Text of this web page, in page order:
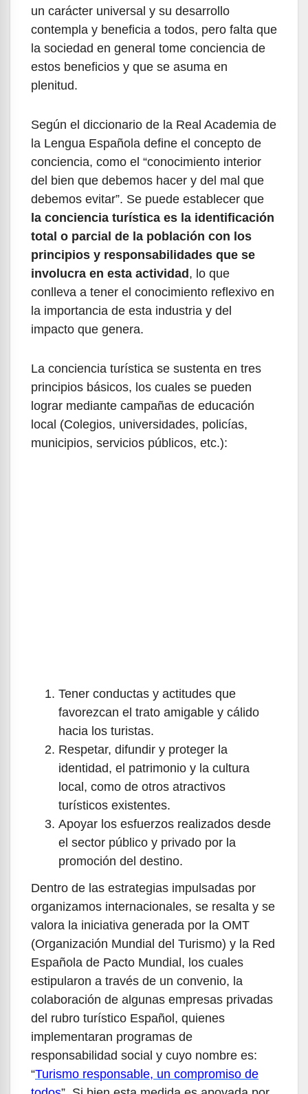
un carácter universal y su desarrollo
contempla y beneficia a todos, pero falta que
la sociedad en general tome conciencia de
estos beneficios y que se asuma en
plenitud.
Según el diccionario de la Real Academia de
la Lengua Española define el concepto de
conciencia, como el “conocimiento interior
del bien que debemos hacer y del mal que
debemos evitar”. Se puede establecer que
la conciencia turística es la identificación
total o parcial de la población con los
principios y responsabilidades que se
involucra en esta actividad, lo que
conlleva a tener el conocimiento reflexivo en
la importancia de esta industria y del
impacto que genera.
La conciencia turística se sustenta en tres
principios básicos, los cuales se pueden
lograr mediante campañas de educación
local (Colegios, universidades, policías,
municipios, servicios públicos, etc.):
Tener conductas y actitudes que
favorezcan el trato amigable y cálido
hacia los turistas.
Respetar, difundir y proteger la
identidad, el patrimonio y la cultura
local, como de otros atractivos
turísticos existentes.
Apoyar los esfuerzos realizados desde
el sector público y privado por la
promoción del destino.
Dentro de las estrategias impulsadas por
organizamos internacionales, se resalta y se
valora la iniciativa generada por la OMT
(Organización Mundial del Turismo) y la Red
Española de Pacto Mundial, los cuales
estipularon a través de un convenio, la
colaboración de algunas empresas privadas
del rubro turístico Español, quienes
implementaran programas de
responsabilidad social y cuyo nombre es:
“Turismo responsable, un compromiso de